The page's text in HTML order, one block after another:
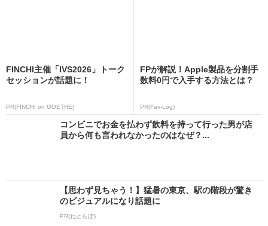
FINCHI主催「IVS2026」トーク
セッションが話題に！
PR(FINCHI on GOETHE)
FPが解説！Apple製品を分割手
数料0円で入手する方法とは？
PR(Fav-Log)
コンビニでお金を払わず飲料を持って行った男が店
員から何も言われなかったのはなぜ？...
【思わず見ちゃう！】猛暑の東京、駅の階段が驚き
のビジュアルになり話題に
PR(ねとらぼ)